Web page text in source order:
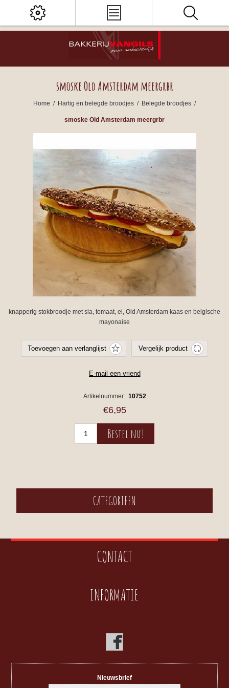
smoske Old Amsterdam meergrbr
Home / Hartig en belegde broodjes / Belegde broodjes /
smoske Old Amsterdam meergrbr
knapperig stokbroodje met sla, tomaat, ei, Old Amsterdam kaas en belgische
mayonaise
Artikelnummer:: 10752
€6,95
CATEGORIEEN
CONTACT
INFORMATIE
Nieuwsbrief